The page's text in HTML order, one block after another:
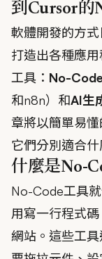
到Cursor的
軟體開發的方
打造出各種應
工具： No-
和n8n）和AI生
章將以簡單易
它們分別適合什
什麼是No-
No-Code工具
用寫一行程式
網站。這些工